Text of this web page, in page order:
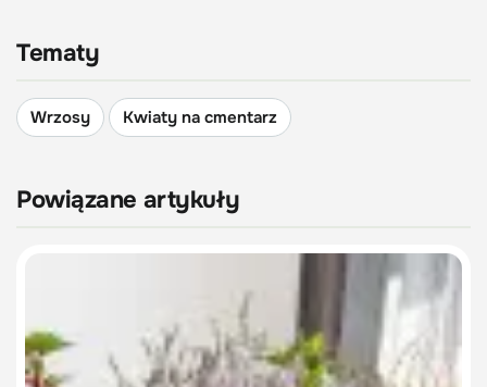
Tematy
Wrzosy Kwiaty na cmentarz
Powiązane artykuły